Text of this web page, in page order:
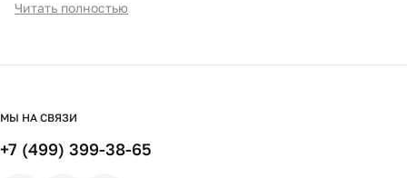
Читать полностью
МЫ НА СВЯЗИ
+7 (499) 399-38-65